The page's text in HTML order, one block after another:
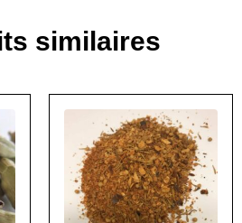
similaires